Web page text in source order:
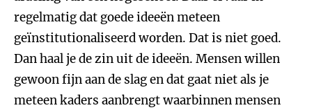
regelmatig dat goede ideeën meteen
geïnstitutionaliseerd worden. Dat is niet goed.
Dan haal je de zin uit de ideeën. Mensen willen
gewoon fijn aan de slag en dat gaat niet als je
meteen kaders aanbrengt waarbinnen mensen